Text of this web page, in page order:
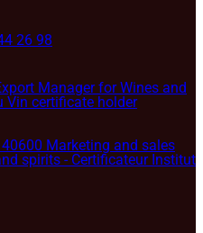
26 98
Manager for Wines and
Vin certificate holder
Marketing and sales
spirits - Certificateur Institut